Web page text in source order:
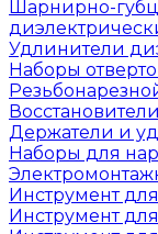
Шарнирно-
Удлинители
Наборы
Держатели и
Наборы для
Инструмент
Инструмент